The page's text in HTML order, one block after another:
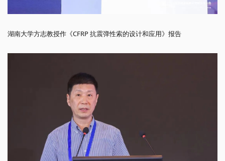
湖南大学方志教授作《CFRP 抗震弹性索的设计和应用》报告